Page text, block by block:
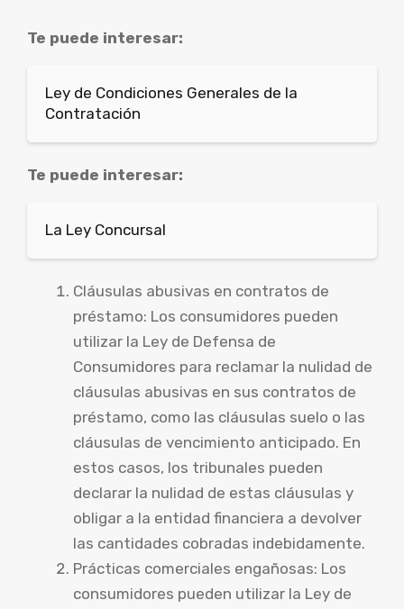
Te puede interesar:
Ley de Condiciones Generales de la
Contratación
Te puede interesar:
La Ley Concursal
Cláusulas abusivas en contratos de
préstamo: Los consumidores pueden
utilizar la Ley de Defensa de
Consumidores para reclamar la nulidad de
cláusulas abusivas en sus contratos de
préstamo, como las cláusulas suelo o las
cláusulas de vencimiento anticipado. En
estos casos, los tribunales pueden
declarar la nulidad de estas cláusulas y
obligar a la entidad financiera a devolver
las cantidades cobradas indebidamente.
Prácticas comerciales engañosas: Los
consumidores pueden utilizar la Ley de